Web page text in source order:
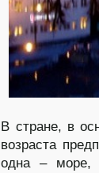
В стране, в
возраста
одна – море,